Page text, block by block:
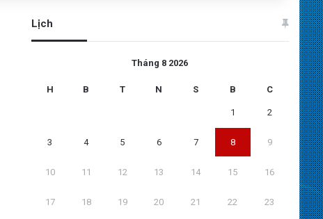
Lịch
Tháng 8 2026
H B T N S B C
1 2
3 4 5 6 7 8 9
10 11 12 13 14 15 16
17 18 19 20 21 22 23